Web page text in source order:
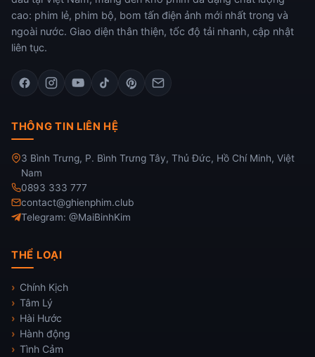
cao: phim lẻ, phim bộ, bom tấn điện ảnh mới nhất trong và
ngoài nước. Giao diện thân thiện, tốc độ tải nhanh, cập nhật
liên tục.
THÔNG TIN LIÊN HỆ
3 Bình Trưng, P. Bình Trưng Tây, Thủ Đức, Hồ Chí Minh, Việt
Nam
0893 333 777
contact@ghienphim.club
Telegram: @MaiBinhKim
THỂ LOẠI
Chính Kịch
Tâm Lý
Hài Hước
Hành động
Tình Cảm